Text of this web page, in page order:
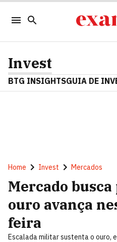
Invest
BTG INSIGHTSGUIA DE
Home Invest Mercados
Mercado
ouro avança
feira
Escalada militar sustenta o ouro,